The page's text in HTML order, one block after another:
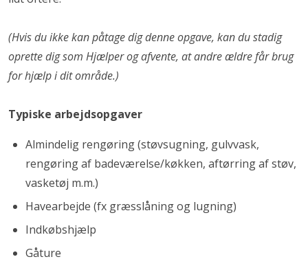
(Hvis du ikke kan påtage dig denne opgave, kan du stadig
oprette dig som Hjælper og afvente, at andre ældre får brug
for hjælp i dit område.)
Typiske arbejdsopgaver
Almindelig rengøring (støvsugning, gulvvask,
rengøring af badeværelse/køkken, aftørring af støv,
vasketøj m.m.)
Havearbejde (fx græsslåning og lugning)
Indkøbshjælp
Gåture